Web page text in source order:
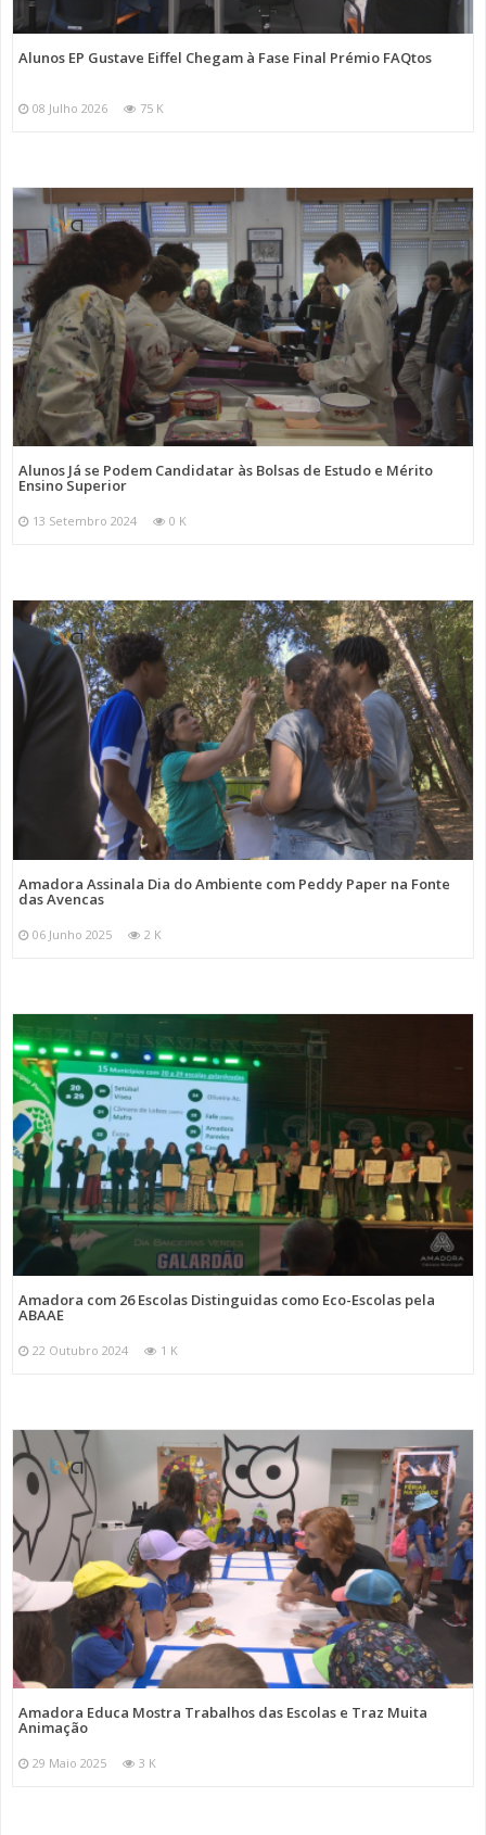
Alunos EP Gustave Eiffel Chegam à Fase Final Prémio FAQtos
08 Julho 2026 75 K
Alunos Já se Podem Candidatar às Bolsas de Estudo e Mérito
Ensino Superior
13 Setembro 2024 0 K
Amadora Assinala Dia do Ambiente com Peddy Paper na Fonte
das Avencas
06 Junho 2025 2 K
Amadora com 26 Escolas Distinguidas como Eco-Escolas pela
ABAAE
22 Outubro 2024 1 K
Amadora Educa Mostra Trabalhos das Escolas e Traz Muita
Animação
29 Maio 2025 3 K